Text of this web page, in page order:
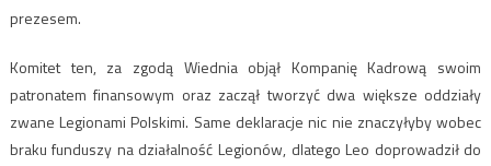
prezesem.
Komitet ten, za zgodą Wiednia objął Kompanię Kadrową swoim
patronatem finansowym oraz zaczął tworzyć dwa większe oddziały
zwane Legionami Polskimi. Same deklaracje nic nie znaczyłyby wobec
braku funduszy na działalność Legionów, dlatego Leo doprowadził do